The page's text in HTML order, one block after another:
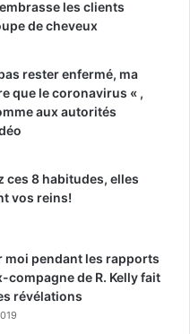
les clients
de cheveux
rester enfermé, ma
que le coronavirus « ,
aux autorités
ces 8 habitudes, elles
vos reins!
moi pendant les rapports
compagne de R. Kelly fait
révélations